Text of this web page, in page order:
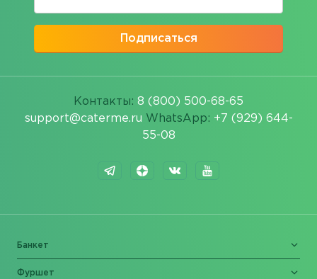
Подписаться
Контакты: 8 (800) 500-68-65
support@caterme.ru WhatsApp: +7 (929) 644-
55-08
Банкет
Фуршет